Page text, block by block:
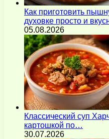
Как приготовить
духовке просто и
05.08.2026
Классический суп
картошкой по…
30.07.2026